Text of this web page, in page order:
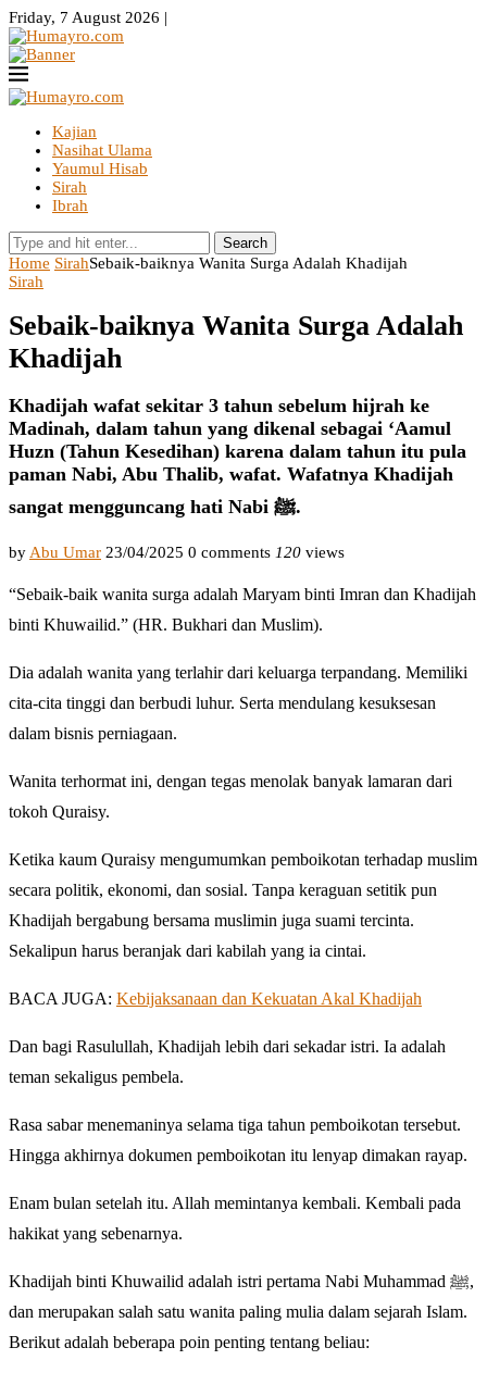
Friday, 7 August 2026 |
Kajian
Nasihat Ulama
Yaumul Hisab
Sirah
Ibrah
Search
Home SirahSebaik-baiknya Wanita Surga Adalah Khadijah
Sirah
Sebaik-baiknya Wanita Surga Adalah
Khadijah
Khadijah wafat sekitar 3 tahun sebelum hijrah ke
Madinah, dalam tahun yang dikenal sebagai ‘Aamul
Huzn (Tahun Kesedihan) karena dalam tahun itu pula
paman Nabi, Abu Thalib, wafat. Wafatnya Khadijah
sangat mengguncang hati Nabi ﷺ.
by Abu Umar 23/04/2025 0 comments 120 views
“Sebaik-baik wanita surga adalah Maryam binti Imran dan Khadijah
binti Khuwailid.” (HR. Bukhari dan Muslim).
Dia adalah wanita yang terlahir dari keluarga terpandang. Memiliki
cita-cita tinggi dan berbudi luhur. Serta mendulang kesuksesan
dalam bisnis perniagaan.
Wanita terhormat ini, dengan tegas menolak banyak lamaran dari
tokoh Quraisy.
Ketika kaum Quraisy mengumumkan pemboikotan terhadap muslim
secara politik, ekonomi, dan sosial. Tanpa keraguan setitik pun
Khadijah bergabung bersama muslimin juga suami tercinta.
Sekalipun harus beranjak dari kabilah yang ia cintai.
BACA JUGA: Kebijaksanaan dan Kekuatan Akal Khadijah
Dan bagi Rasulullah, Khadijah lebih dari sekadar istri. Ia adalah
teman sekaligus pembela.
Rasa sabar menemaninya selama tiga tahun pemboikotan tersebut.
Hingga akhirnya dokumen pemboikotan itu lenyap dimakan rayap.
Enam bulan setelah itu. Allah memintanya kembali. Kembali pada
hakikat yang sebenarnya.
Khadijah binti Khuwailid adalah istri pertama Nabi Muhammad ﷺ,
dan merupakan salah satu wanita paling mulia dalam sejarah Islam.
Berikut adalah beberapa poin penting tentang beliau: